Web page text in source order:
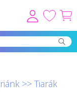
>> Tiarák